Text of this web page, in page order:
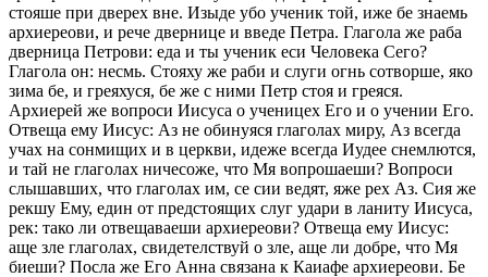
стояше при дверех вне. Изыде убо ученик той, иже бе знаемь
архиереови, и рече двернице и введе Петра. Глагола же раба
дверница Петрови: еда и ты ученик еси Человека Сего?
Глагола он: несмь. Стояху же раби и слуги огнь сотворше, яко
зима бе, и греяхуся, бе же с ними Петр стоя и греяся.
Архиерей же вопроси Иисуса о ученицех Его и о учении Его.
Отвеща ему Иисус: Аз не обинуяся глаголах миру, Аз всегда
учах на сонмищих и в церкви, идеже всегда Иудее снемлются,
и тай не глаголах ничесоже, что Мя вопрошаеши? Вопроси
слышавших, что глаголах им, се сии ведят, яже рех Аз. Сия же
рекшу Ему, един от предстоящих слуг удари в ланиту Иисуса,
рек: тако ли отвещаваеши архиереови? Отвеща ему Иисус:
аще зле глаголах, свидетелствуй о зле, аще ли добре, что Мя
биеши? Посла же Его Анна связана к Каиафе архиереови. Бе